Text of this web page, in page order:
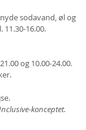
sodavand, øl og
16.00.
og 10.00-24.00.
konceptet.